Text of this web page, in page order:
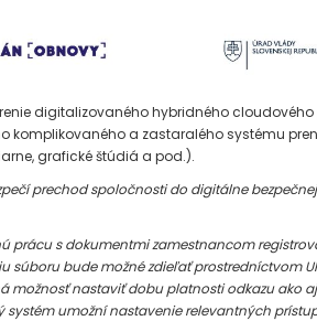
digitalizovaného hybridného
komplikovaného a zastaralého systému
grafické štúdiá a pod.).
prechod spoločnosti do digitálne
prácu s dokumentmi zamestnancom
súboru bude možné zdieľať prostredníctvom
možnosť nastaviť dobu platnosti odkazu ako
systém umožní nastavenie relevantných